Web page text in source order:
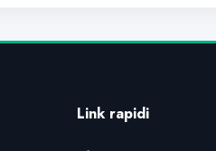
Link rapidi